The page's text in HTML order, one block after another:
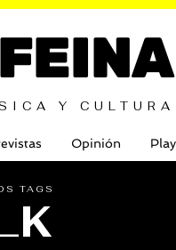
Y CULTURA
Opinión
TAGS